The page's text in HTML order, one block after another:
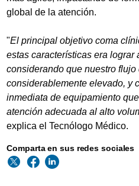
global de la atención.
"El principal objetivo coma
estas características era lograr
considerando que nuestro
considerablemente elevado, y
inmediata de equipamiento
atención adecuada al alto
explica el Tecnólogo Médico.
Comparta en sus redes sociales